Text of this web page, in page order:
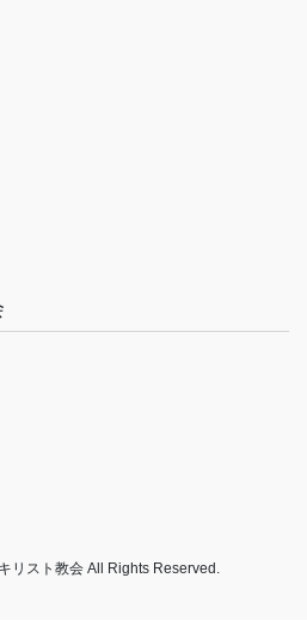
リスト教会 All Rights Reserved.